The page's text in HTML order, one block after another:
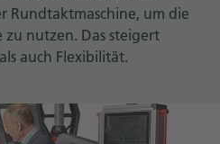
Rundtaktmaschine, um die
nutzen. Das steigert
auch Flexibilität.